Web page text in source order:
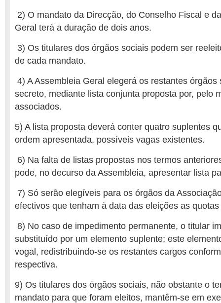
2) O mandato da Direcção, do Conselho Fiscal e
Geral terá a duração de dois anos.
3) Os titulares dos órgãos sociais podem ser
de cada mandato.
4) A Assembleia Geral elegerá os restantes órgãos
secreto, mediante lista conjunta proposta por, pelo
associados.
5) A lista proposta deverá conter quatro suplentes
ordem apresentada, possíveis vagas existentes.
6) Na falta de listas propostas nos termos
pode, no decurso da Assembleia, apresentar lista
7) Só serão elegíveis para os órgãos da
efectivos que tenham à data das eleições as
8) No caso de impedimento permanente, o titular
substituído por um elemento suplente; este
vogal, redistribuindo-se os restantes cargos
respectiva.
9) Os titulares dos órgãos sociais, não obstante o
mandato para que foram eleitos, mantêm-se em